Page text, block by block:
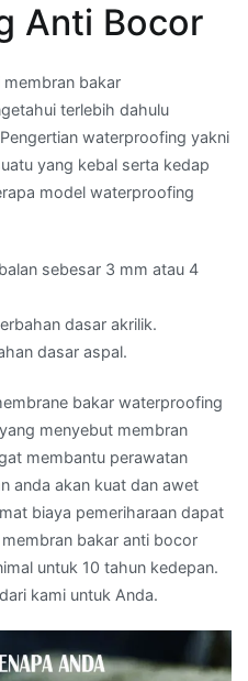
Anti Bocor
membran bakar
terlebih dahulu
waterproofing yakni
yang kebal serta kedap
model waterproofing
sebesar 3 mm atau 4
dasar akrilik.
dasar aspal.
bakar waterproofing
menyebut membran
membantu perawatan
anda akan kuat dan awet
biaya pemeriharaan dapat
bakar anti bocor
untuk 10 tahun kedepan.
kami untuk Anda.